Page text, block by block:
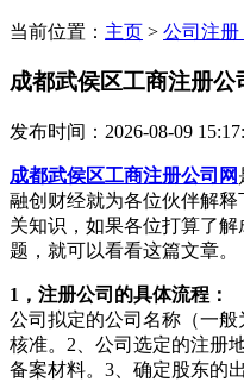
当前位置： 主页 > 公司注册
成都武侯区工商注册公
发布时间：2026-08-09
成都武侯区工商注册公司网
融创财经就为各位伙伴解
关知识，如果各位打算了
题，就可以看看这篇文章。
1，注册公司的具体流程：
公司拟定的公司名称（一
核准。2、公司选定的注册
备案材料。3、确定股东的